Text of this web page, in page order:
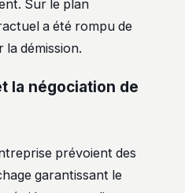
Sur le plan
a été rompu de
la démission.
la négociation de
prévoient des
garantissant le